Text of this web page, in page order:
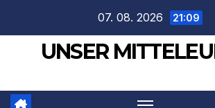
springen
07. 08. 2026 21:09
UNSER